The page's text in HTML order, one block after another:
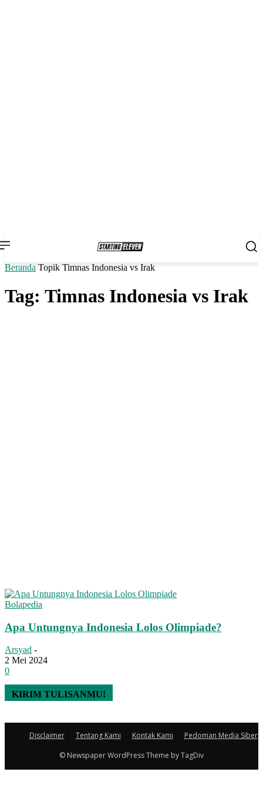
Beranda Topik Timnas Indonesia vs Irak
Tag: Timnas Indonesia vs Irak
Bolapedia
Apa Untungnya Indonesia Lolos Olimpiade?
Arsyad -
2 Mei 2024
0
KIRIM TULISANMU!
Disclaimer Tentang Kami Kontak Kami
Pedoman Media Siber
© Newspaper WordPress Theme by TagDiv